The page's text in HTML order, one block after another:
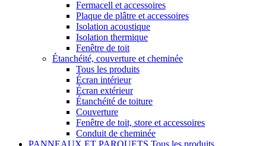
Fermacell et accessoires
Plaque de plâtre et accessoires
Isolation acoustique
Isolation thermique
Fenêtre de toit
Étanchéité, couverture et cheminée
Tous les produits
Écran intérieur
Écran extérieur
Étanchéité de toiture
Couverture
Fenêtre de toit, store et accessoires
Conduit de cheminée
PANNEAUX ET PARQUETS Tous les produits